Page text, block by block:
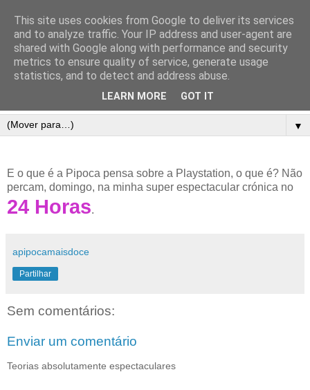
▼
E o que é a Pipoca pensa sobre a Playstation, o que é? Não
percam, domingo, na minha super espectacular crónica no
24 Horas.
apipocamaisdoce
Partilhar
Sem comentários:
Enviar um comentário
Teorias absolutamente espectaculares
This site uses cookies from Google to deliver its services
and to analyze traffic. Your IP address and user-agent are
shared with Google along with performance and security
metrics to ensure quality of service, generate usage
statistics, and to detect and address abuse.
LEARN MORE GOT IT